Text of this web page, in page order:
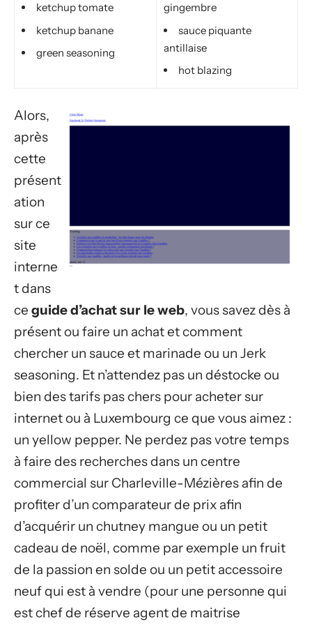
ketchup tomate
ketchup banane
green seasoning
gingembre
sauce piquante
antillaise
hot blazing
Alors,
après
cette
présent
ation
sur ce
site
interne
t dans
ce guide d’achat sur le web, vous savez dès à
présent ou faire un achat et comment
chercher un sauce et marinade ou un Jerk
seasoning. Et n’attendez pas un déstocke ou
bien des tarifs pas chers pour acheter sur
internet ou à Luxembourg ce que vous aimez :
un yellow pepper. Ne perdez pas votre temps
à faire des recherches dans un centre
commercial sur Charleville-Mézières afin de
profiter d’un comparateur de prix afin
d’acquérir un chutney mangue ou un petit
cadeau de noël, comme par exemple un fruit
de la passion en solde ou un petit accessoire
neuf qui est à vendre (pour une personne qui
est chef de réserve agent de maitrise